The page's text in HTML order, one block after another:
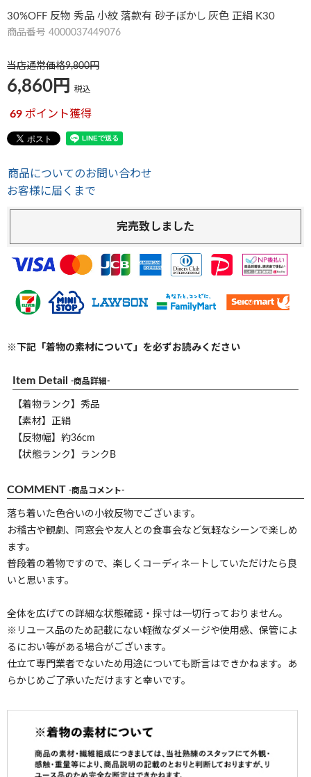
30%OFF 反物 秀品 小紋 落款有 砂子ぼかし 灰色 正絹 K30
商品番号 4000037449076
当店通常価格9,800
6,860 税込
69 ポイント獲得
商品についてのお問い合わせ
お客様に届くまで
完売致しました
※下記「着物の素材について」を必ずお読みください
Item Detail -商品詳細-
【着物ランク】秀品
【素材】正絹
【反物幅】約36cm
【状態ランク】ランクB
COMMENT -商品コメント-
落ち着いた色合いの小紋反物でございます。
お稽古や観劇、同窓会や友人との食事会など気軽なシーンで楽しめ
ます。
普段着の着物ですので、楽しくコーディネートしていただけたら良
いと思います。
全体を広げての詳細な状態確認・採寸は一切行っておりません。
※リユース品のため記載にない軽微なダメージや使用感、保管によ
るにおい等がある場合がございます。
仕立て専門業者でないため用途についても断言はできかねます。あ
らかじめご了承いただけますと幸いです。